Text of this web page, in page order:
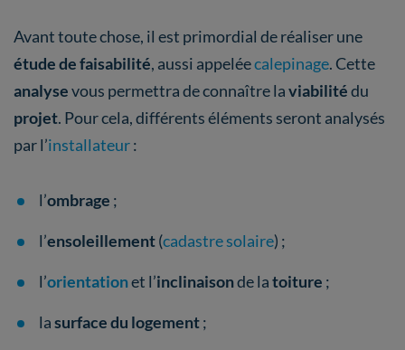
Avant toute chose, il est primordial de réaliser une
étude de faisabilité, aussi appeléecalepinage. Cette
analysevous permettra de connaître laviabilitédu
projet. Pour cela, différents éléments seront analysés
par l’installateur:
l’ombrage ;
l’ensoleillement(cadastre solaire) ;
l’orientationet l’inclinaisonde latoiture ;
lasurface du logement;